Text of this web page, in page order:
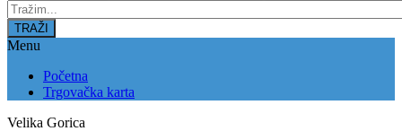
Menu
Početna
Trgovačka karta
Velika Gorica